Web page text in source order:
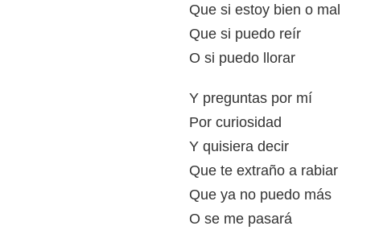
Que si estoy bien o mal
Que si puedo reír
O si puedo llorar
Y preguntas por mí
Por curiosidad
Y quisiera decir
Que te extraño a rabiar
Que ya no puedo más
O se me pasará